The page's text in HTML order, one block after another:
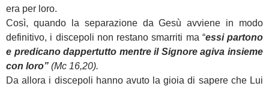
era per loro.
Così, quando la separazione da Gesù avviene in modo
definitivo, i discepoli non restano smarriti ma “essi partono
e predicano dappertutto mentre il Signore agiva insieme
con loro” (Mc 16,20).
Da allora i discepoli hanno avuto la gioia di sapere che Lui